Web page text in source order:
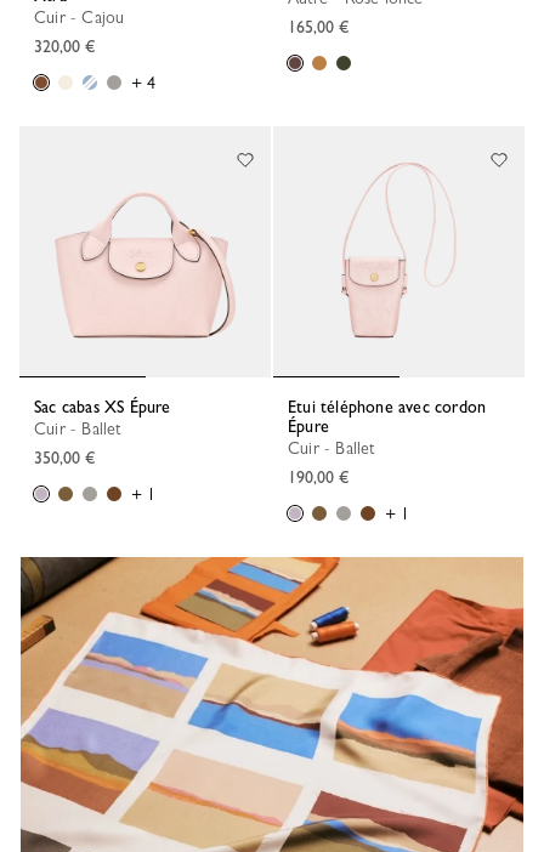
Cuir - Cajou
320,00 €
+ 4
165,00 €
Sac cabas XS Épure
Cuir - Ballet
350,00 €
+ 1
Etui téléphone avec cordon
Épure
Cuir - Ballet
190,00 €
+ 1